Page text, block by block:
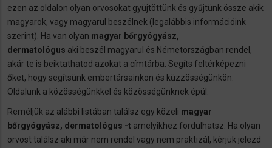
ezen az oldalon olyan orvosokat gyüjtöttünk és gyűjtünk össze akik
magyarok, vagy magyarul beszélnek (legalábbis információink
szerint). Ha van olyan magyar bőrgyógyász,
dermatológus aki beszél magyarul és Németországban rendel,
akár te is beiktathatod azokat a címtárba. Segíts feltérképezni
őket, hogy segítsünk embertársainkon és küzzösségünkön.
Oldalunk a közösségünkkel és közösségünknek épül.
Reméljük az alábbi listában találsz egy közeli magyar
bőrgyógyász, dermatológus -t amelyikhez fordulhatsz. Ha olyan
orvost találsz aki már nem rendel vagy nem praktizál, kérjük jelezd